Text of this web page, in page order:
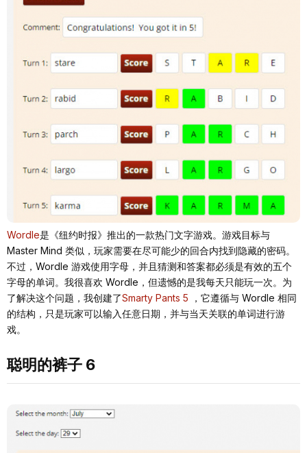
Wordle是《纽约时报》推出的一款热门文字游戏。游戏目标与
Master Mind 类似，玩家需要在尽可能少的回合内找到隐藏的密码。
不过，Wordle 游戏使用字母，并且猜测和答案都必须是有效的五个
字母的单词。我很喜欢 Wordle，但遗憾的是我每天只能玩一次。为
了解决这个问题，我创建了Smarty Pants 5 ，它遵循与 Wordle 相同
的结构，只是玩家可以输入任意日期，并与当天关联的单词进行游
戏。
聪明的裤子 6